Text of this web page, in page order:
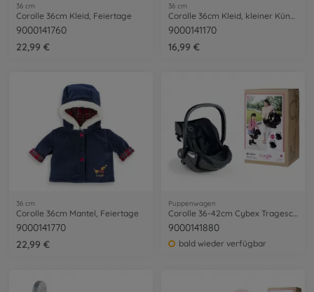
36 cm
Corolle 36cm Kleid, Feiertage
9000141760
22,99 €
36 cm
9000141170
16,99 €
36 cm
Corolle 36cm Mantel, Feiertage
9000141770
22,99 €
Puppenwagen
Corolle 36-42cm Cybex Trageschale
9000141880
bald wieder verfügbar